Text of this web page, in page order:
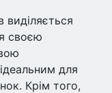
виділяється
своєю
для
Крім того,